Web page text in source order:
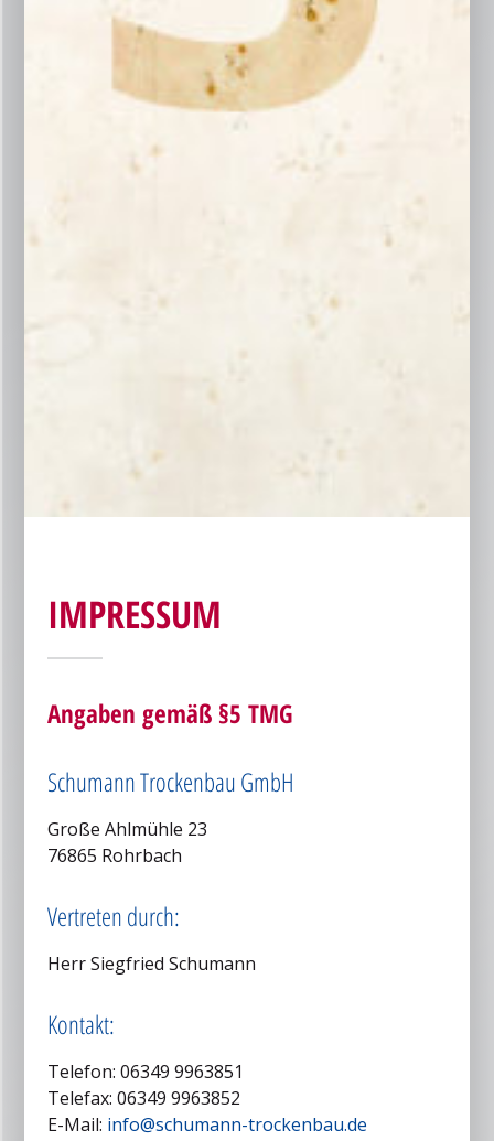
IMPRESSUM
Angaben gemäß §5 TMG
Schumann Trockenbau GmbH
Große Ahlmühle 23
76865 Rohrbach
Vertreten durch:
Herr Siegfried Schumann
Kontakt:
Telefon: 06349 9963851
Telefax: 06349 9963852
E-Mail: info@schumann-trockenbau.de